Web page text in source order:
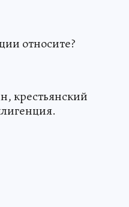
относите?
крестьянский